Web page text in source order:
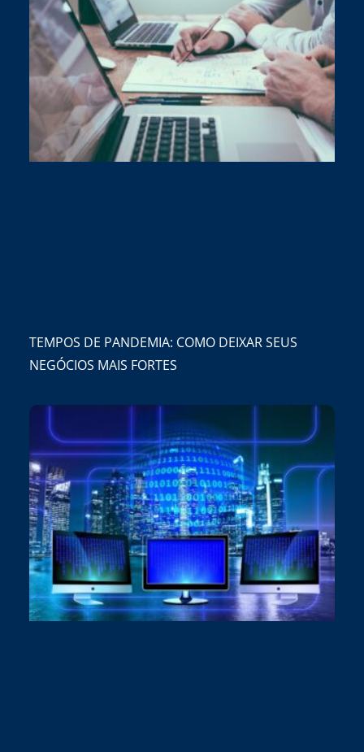
TEMPOS DE PANDEMIA: COMO DEIXAR SEUS
NEGÓCIOS MAIS FORTES